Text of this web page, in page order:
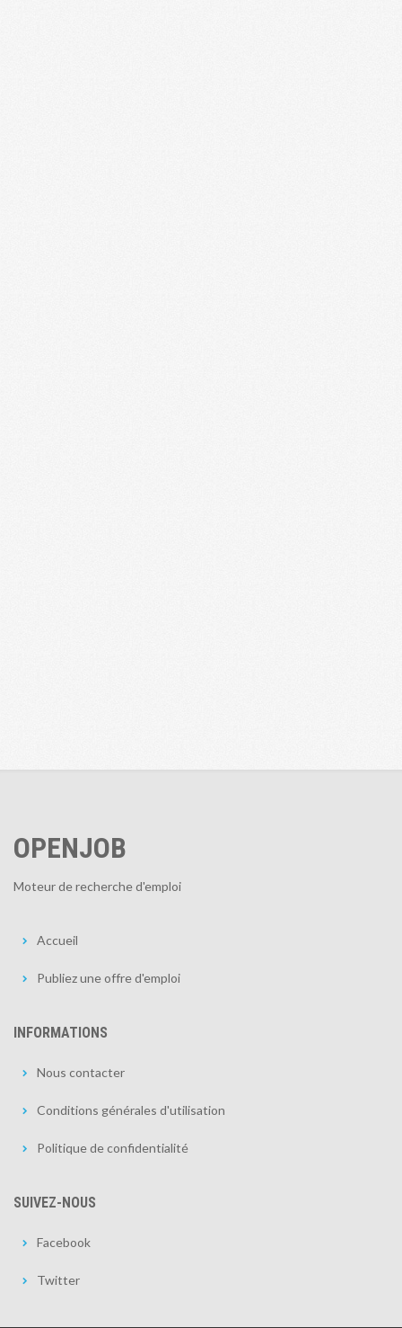
OPENJOB
Moteur de recherche d'emploi
Accueil
Publiez une offre d'emploi
INFORMATIONS
Nous contacter
Conditions générales d'utilisation
Politique de confidentialité
SUIVEZ-NOUS
Facebook
Twitter